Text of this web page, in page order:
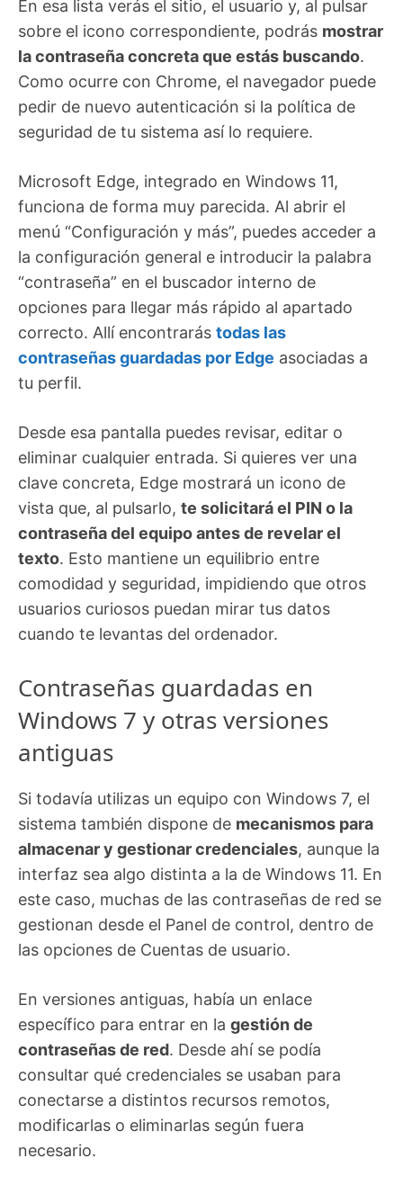
En esa lista verás el sitio, el usuario y, al pulsar
sobre el icono correspondiente, podrás mostrar
la contraseña concreta que estás buscando.
Como ocurre con Chrome, el navegador puede
pedir de nuevo autenticación si la política de
seguridad de tu sistema así lo requiere.
Microsoft Edge, integrado en Windows 11,
funciona de forma muy parecida. Al abrir el
menú “Configuración y más”, puedes acceder a
la configuración general e introducir la palabra
“contraseña” en el buscador interno de
opciones para llegar más rápido al apartado
correcto. Allí encontrarás todas las
contraseñas guardadas por Edge asociadas a
tu perfil.
Desde esa pantalla puedes revisar, editar o
eliminar cualquier entrada. Si quieres ver una
clave concreta, Edge mostrará un icono de
vista que, al pulsarlo, te solicitará el PIN o la
contraseña del equipo antes de revelar el
texto. Esto mantiene un equilibrio entre
comodidad y seguridad, impidiendo que otros
usuarios curiosos puedan mirar tus datos
cuando te levantas del ordenador.
Contraseñas guardadas en
Windows 7 y otras versiones
antiguas
Si todavía utilizas un equipo con Windows 7, el
sistema también dispone de mecanismos para
almacenar y gestionar credenciales, aunque la
interfaz sea algo distinta a la de Windows 11. En
este caso, muchas de las contraseñas de red se
gestionan desde el Panel de control, dentro de
las opciones de Cuentas de usuario.
En versiones antiguas, había un enlace
específico para entrar en la gestión de
contraseñas de red. Desde ahí se podía
consultar qué credenciales se usaban para
conectarse a distintos recursos remotos,
modificarlas o eliminarlas según fuera
necesario.